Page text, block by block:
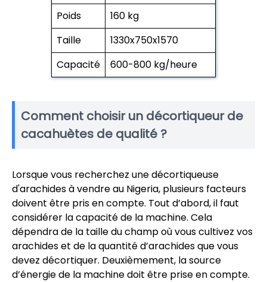
Poids
160 kg
Taille
1330x750x1570
Capacité
600-800 kg/heure
Comment choisir un décortiqueur de
cacahuètes de qualité ?
Lorsque vous recherchez une décortiqueuse
d'arachides à vendre au Nigeria, plusieurs facteurs
doivent être pris en compte. Tout d’abord, il faut
considérer la capacité de la machine. Cela
dépendra de la taille du champ où vous cultivez vos
arachides et de la quantité d’arachides que vous
devez décortiquer. Deuxièmement, la source
d’énergie de la machine doit être prise en compte.